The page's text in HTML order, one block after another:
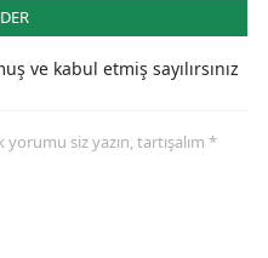
ve kabul etmiş sayılırsınız
siz yazın, tartışalım *